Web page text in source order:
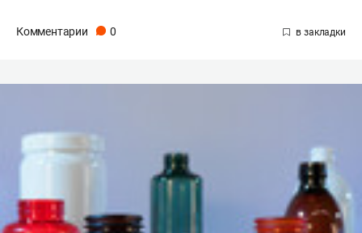
Комментарии 0